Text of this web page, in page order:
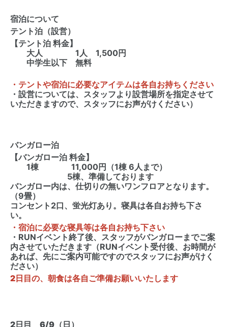
宿泊について
テント泊（設営）
【テント泊 料金】
大人 1人 1,500円
中学生以下 無料
・テントや宿泊に必要なアイテムは各自お持ちください
・設営については、スタッフより設営場所を指定させて
いただきますので、スタッフにお声がけください）
バンガロー泊
【バンガロー泊 料金】
1棟 11,000円（1棟 6人まで）
5棟、準備しております
バンガロー内は、仕切りの無いワンフロアとなります。
（9畳）
コンセント2口、蛍光灯あり。寝具は各自お持ち下さ
い。
・宿泊に必要な寝具等は各自お持ち下さい
・RUNイベント終了後、スタッフがバンガローまでご案
内させていただきます（RUNイベント受付後、お時間が
あれば、先にご案内可能ですのでスタッフにお声がけく
ださい）
2日目の、朝食は各自ご準備お願いいたします
2日目 6/9（日）